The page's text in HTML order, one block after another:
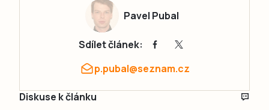
Pavel Pubal
Sdílet článek:
p.pubal@seznam.cz
Diskuse k článku